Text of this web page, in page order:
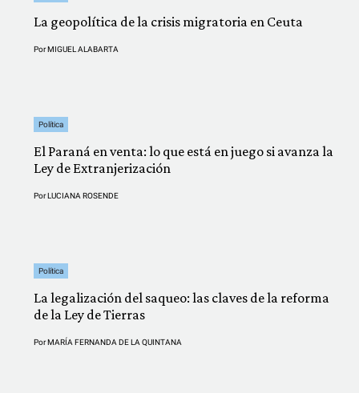
La geopolítica de la crisis migratoria en Ceuta
PorMIGUEL ALABARTA
Política
El Paraná en venta: lo que está en juego si avanza la
Ley de Extranjerización
PorLUCIANA ROSENDE
Política
La legalización del saqueo: las claves de la reforma
de la Ley de Tierras
PorMARÍA FERNANDA DE LA QUINTANA